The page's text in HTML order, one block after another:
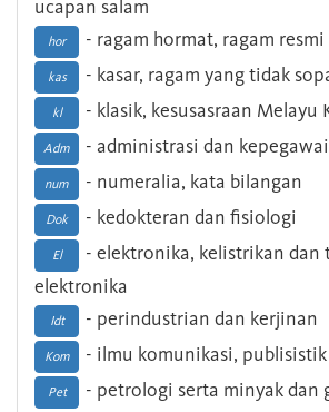
ucapan salam
hor - ragam hormat, ragam resmi
kas - kasar, ragam yang tidak
kl - klasik, kesusasraan Melayu
Adm - administrasi dan
num - numeralia, kata bilangan
Dok - kedokteran dan fisiologi
El
- elektronika, kelistrikan dan
elektronika
Idt - perindustrian dan kerjinan
Kom - ilmu komunikasi,
Pet - petrologi serta minyak dan